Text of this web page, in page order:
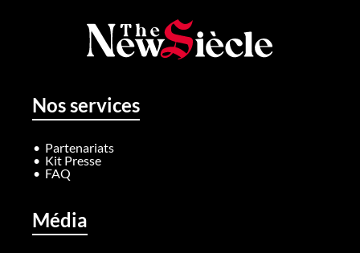
Nos services
Partenariats
Kit Presse
FAQ
Média